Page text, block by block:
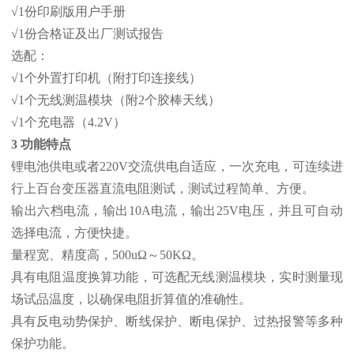
√1份印刷版用户手册
√1份合格证及出厂测试报告
选配：
√1个外置打印机（附打印连接线）
√1个无线测温模块（附2个胶棒天线）
√1个充电器（4.2V）
3 功能特点
锂电池供电或者220V交流供电自适应，一次充电，可连续进
行上百台变压器直流电阻测试，测试过程简单、方便。
输出六档电流，输出10A电流，输出25V电压，并且可自动
选择电流，方便快捷。
量程宽、精度高，500uΩ～50KΩ。
具有电阻温度换算功能，可选配无线测温模块，实时测量现
场试品温度，以确保电阻折算值的准确性。
具有反电动势保护、断线保护、断电保护、过热报警等多种
保护功能。